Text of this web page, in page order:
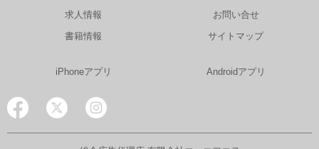
求人情報
書籍情報
お問い合せ
サイトマップ
iPhoneアプリ Androidアプリ